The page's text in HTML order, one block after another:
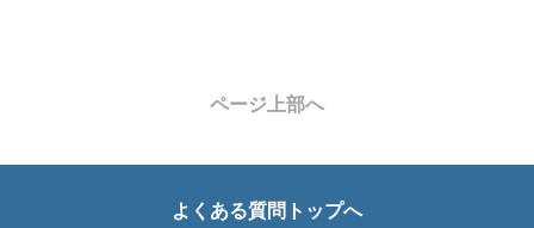
ページ上部へ
よくある質問トップへ